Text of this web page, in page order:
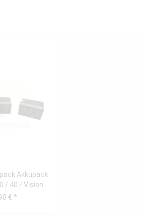
Akkupack
/ 40 / Vision
€ *